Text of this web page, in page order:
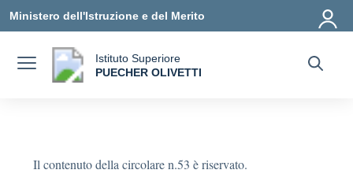
Ministero dell'Istruzione e del Merito
Istituto Superiore
PUECHER OLIVETTI
Il contenuto della circolare n.53 è riservato.